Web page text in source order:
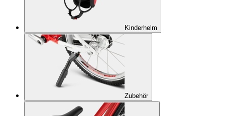
Kinderhelm
Zubehör